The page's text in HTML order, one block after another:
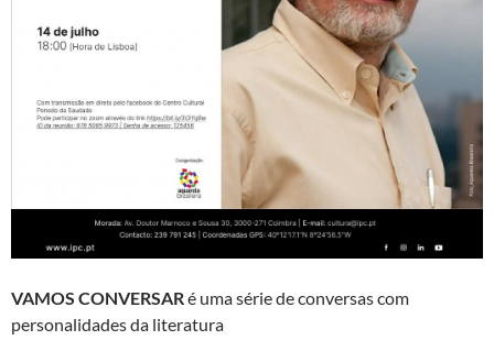
VAMOS CONVERSARé uma série de conversas com
personalidades da literatura